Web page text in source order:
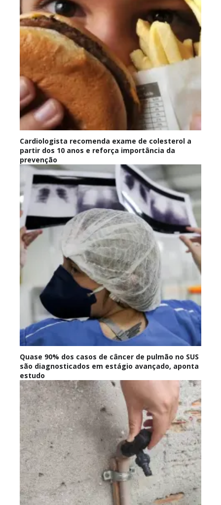
Cardiologista recomenda exame de colesterol a
partir dos 10 anos e reforça importância da
prevenção
Quase 90% dos casos de câncer de pulmão no SUS
são diagnosticados em estágio avançado, aponta
estudo